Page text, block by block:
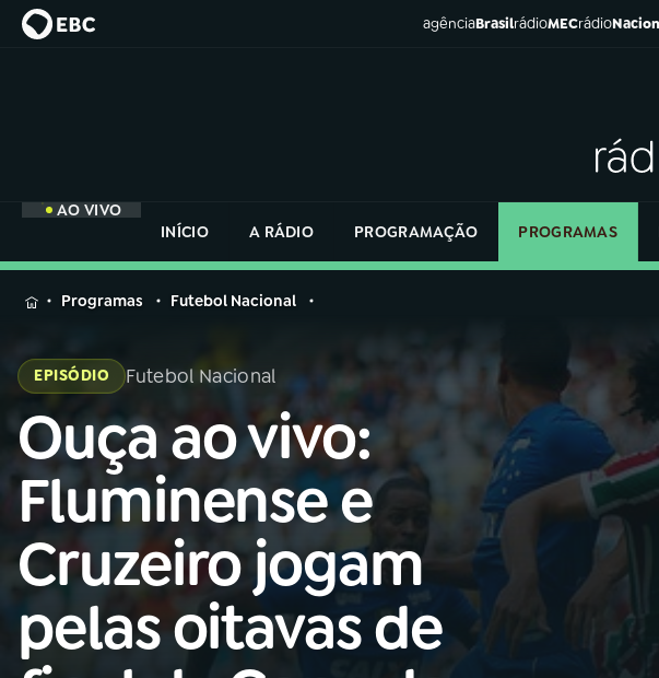
agênciaBrasilrádioMECrádio
AO VIVO
INÍCIO
A RÁDIO PROGRAMAÇÃO PROGRAMAS
MENU
Buscar
na
Rádio
Nacional
AO VIVO
01INÍCIO
02A RÁDIO
na
Rádio
Programas Futebol Nacional
EPISÓDIO Futebol Nacional
Ouça ao vivo:
Fluminense e
Cruzeiro jogam
pelas oitavas de